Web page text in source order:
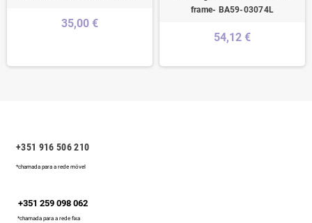
35,00 €
frame- BA59-03074L
54,12 €
+351 916 506 210
*chamada para a rede móvel
+351 259 098 062
*chamada para a rede fixa